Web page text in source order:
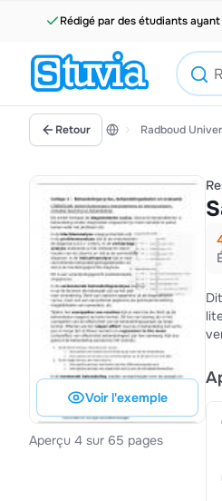
Rédigé par des étudiants ayant
Retour Radboud
Voir l'exemple
Aperçu 4 sur 65 pages